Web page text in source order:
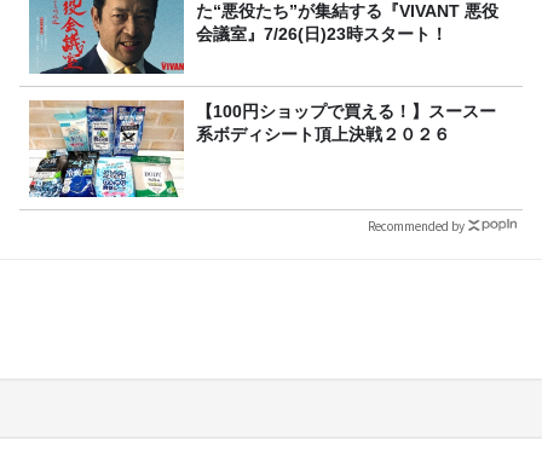
た“悪役たち”が集結する『VIVANT 悪役
会議室』7/26(日)23時スタート！
【100円ショップで買える！】スースー
系ボディシート頂上決戦２０２６
Recommended by